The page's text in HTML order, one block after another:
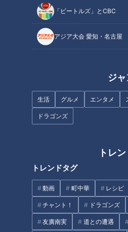
「ビートルズ」とCBC
アジア大会 愛知・名古屋
ジ
生活 グルメ エンタメ
ドラゴンズ
トレ
トレンドタグ
動画 町中華 レシピ
チャント！ ドラゴンズ
友廣南実 道との遭遇
ゾウの水浴びがほぼ100％見ら
れる！夜の動物園の魅力と
入館料550円だけでモーニング
が無料！？激安すぎるスーパー
銭湯に迫る！麺類が半額になる
よ
28(にわとり)の日に行きたくな
る！ＮＥＷ鶏肉専門店を3店ご
紹介‼【花咲かタイムズ】
奇
地